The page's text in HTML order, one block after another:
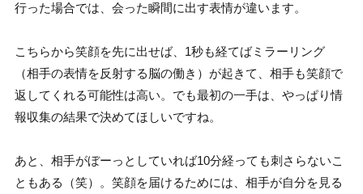
行った場合では、会った瞬間に出す表情が違います。
こちらから笑顔を先に出せば、1秒も経てばミラーリング
（相手の表情を反射する脳の働き）が起きて、相手も笑顔で
返してくれる可能性は高い。でも最初の一手は、やっぱり情
報収集の結果で決めてほしいですね。
あと、相手がぼーっとしていれば10分経っても刺さらないこ
ともある（笑）。笑顔を届けるためには、相手が自分を見る